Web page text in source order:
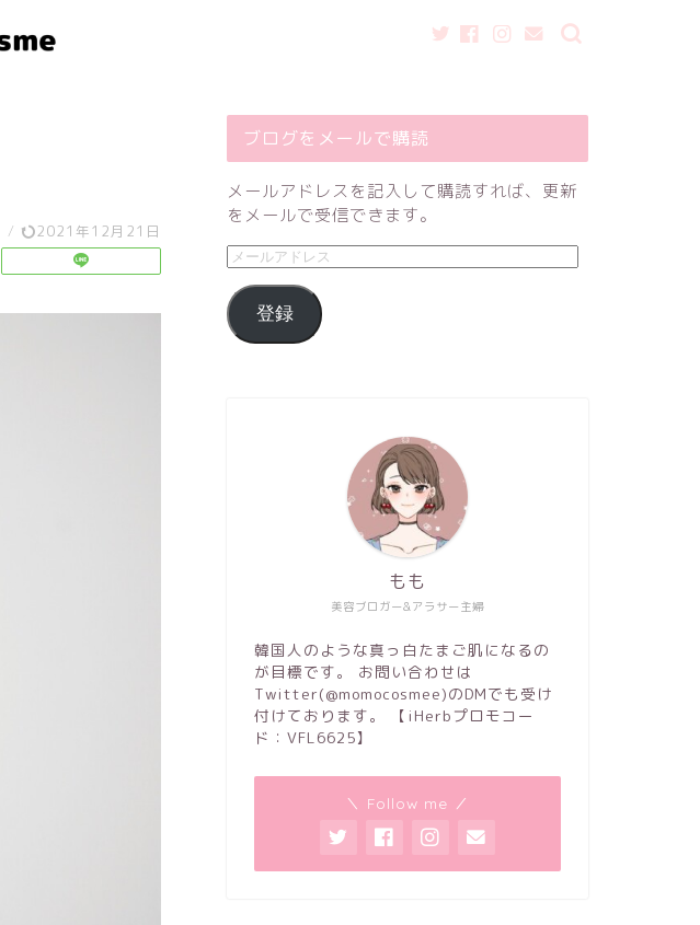
/ 2021年12月21日
ブログをメールで購読
メールアドレスを記入して購読すれば、更新
をメールで受信できます。
登録
美容ブロガー&アラサー主婦
もも
韓国人のような真っ白たまご肌になるの
が目標です。 お問い合わせは
Twitter(@momocosmee)のDMでも受け
付けております。 【iHerbプロモコー
ド：VFL6625】
＼ Follow me ／